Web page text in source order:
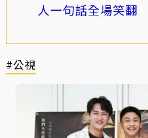
人一句話全場笑翻
#公視